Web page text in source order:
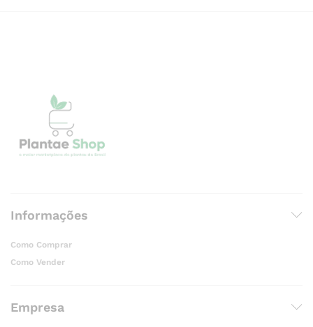
Informações
Como Comprar
Como Vender
Empresa